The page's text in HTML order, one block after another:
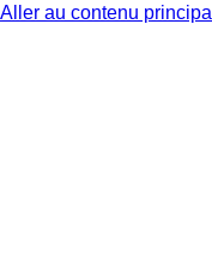
Aller au contenu principal